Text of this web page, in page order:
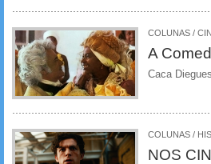
COLUNAS /
A
Caca
COLUNAS /
NOS